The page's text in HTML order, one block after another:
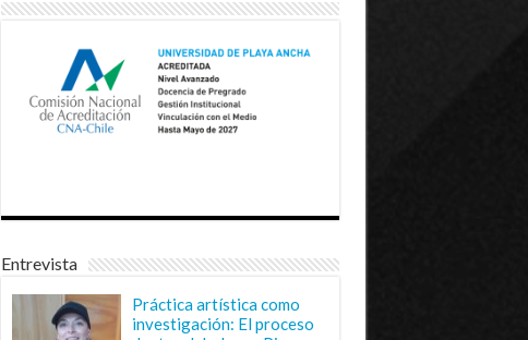
Entrevista
Práctica artística como
investigación: El proceso